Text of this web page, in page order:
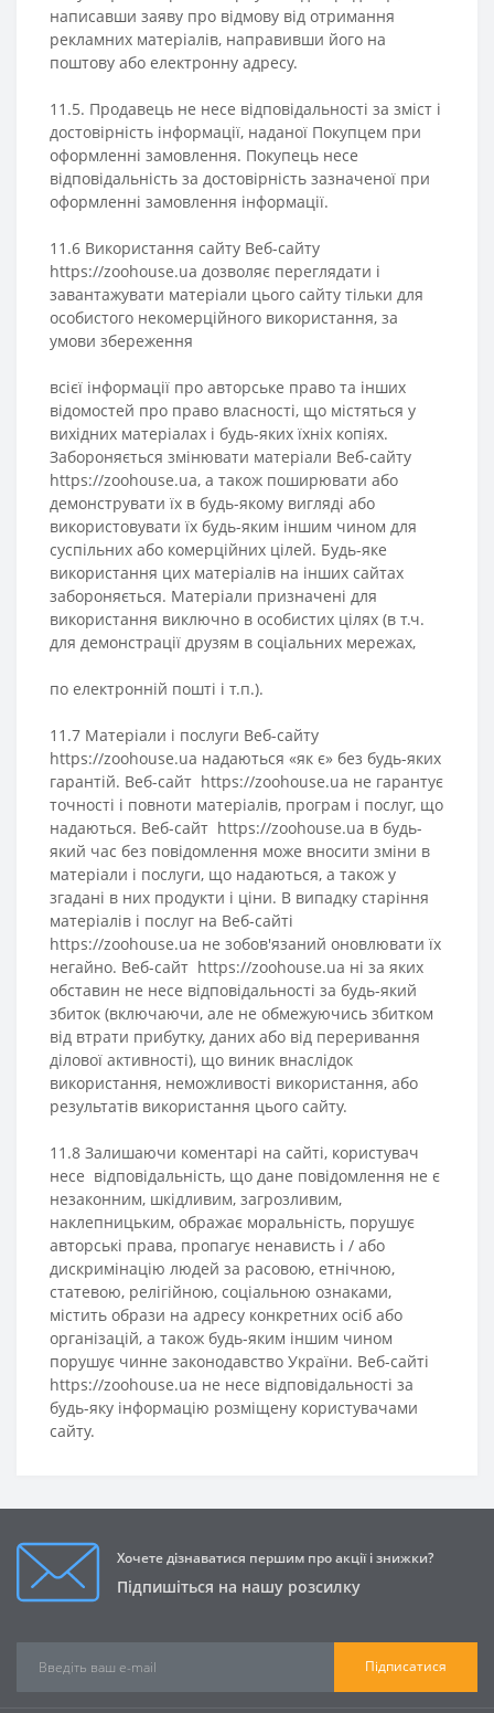
написавши заяву про відмову від отримання
рекламних матеріалів, направивши його на
поштову або електронну адресу.
11.5. Продавець не несе відповідальності за зміст і
достовірність інформації, наданої Покупцем при
оформленні замовлення. Покупець несе
відповідальність за достовірність зазначеної при
оформленні замовлення інформації.
11.6 Використання сайту Веб-сайту
https://zoohouse.ua дозволяє переглядати і
завантажувати матеріали цього сайту тільки для
особистого некомерційного використання, за
умови збереження
всієї інформації про авторське право та інших
відомостей про право власності, що містяться у
вихідних матеріалах і будь-яких їхніх копіях.
Забороняється змінювати матеріали Веб-сайту
https://zoohouse.ua, а також поширювати або
демонструвати їх в будь-якому вигляді або
використовувати їх будь-яким іншим чином для
суспільних або комерційних цілей. Будь-яке
використання цих матеріалів на інших сайтах
забороняється. Матеріали призначені для
використання виключно в особистих цілях (в т.ч.
для демонстрації друзям в соціальних мережах,
по електронній пошті і т.п.).
11.7 Матеріали і послуги Веб-сайту
https://zoohouse.ua надаються «як є» без будь-яких
гарантій. Веб-сайт https://zoohouse.ua не гарантує
точності і повноти матеріалів, програм і послуг, що
надаються. Веб-сайт https://zoohouse.ua в будь-
який час без повідомлення може вносити зміни в
матеріали і послуги, що надаються, а також у
згадані в них продукти і ціни. В випадку старіння
матеріалів і послуг на Веб-сайті
https://zoohouse.ua не зобов'язаний оновлювати їх
негайно. Веб-сайт https://zoohouse.ua ні за яких
обставин не несе відповідальності за будь-який
збиток (включаючи, але не обмежуючись збитком
від втрати прибутку, даних або від переривання
ділової активності), що виник внаслідок
використання, неможливості використання, або
результатів використання цього сайту.
11.8 Залишаючи коментарі на сайті, користувач
несе відповідальність, що дане повідомлення не є
незаконним, шкідливим, загрозливим,
наклепницьким, ображає моральність, порушує
авторські права, пропагує ненависть і / або
дискримінацію людей за расовою, етнічною,
статевою, релігійною, соціальною ознаками,
містить образи на адресу конкретних осіб або
організацій, а також будь-яким іншим чином
порушує чинне законодавство України. Веб-сайті
https://zoohouse.ua не несе відповідальності за
будь-яку інформацію розміщену користувачами
сайту.
Хочете дізнаватися першим про акції і знижки?
Підпишіться на нашу розсилку
Підписатися